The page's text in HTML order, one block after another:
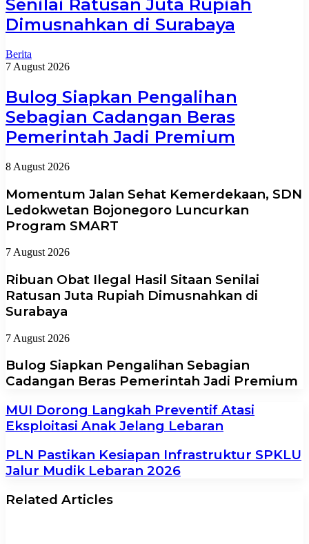
Senilai Ratusan Juta Rupiah
Dimusnahkan di Surabaya
Berita
7 August 2026
Bulog Siapkan Pengalihan
Sebagian Cadangan Beras
Pemerintah Jadi Premium
8 August 2026
Momentum Jalan Sehat Kemerdekaan, SDN
Ledokwetan Bojonegoro Luncurkan
Program SMART
7 August 2026
Ribuan Obat Ilegal Hasil Sitaan Senilai
Ratusan Juta Rupiah Dimusnahkan di
Surabaya
7 August 2026
Bulog Siapkan Pengalihan Sebagian
Cadangan Beras Pemerintah Jadi Premium
MUI Dorong Langkah Preventif Atasi
Eksploitasi Anak Jelang Lebaran
PLN Pastikan Kesiapan Infrastruktur SPKLU
Jalur Mudik Lebaran 2026
Related Articles